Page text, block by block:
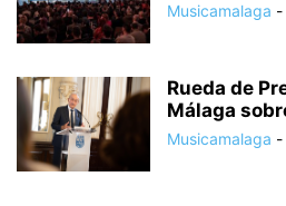
Musicamalaga -
Rueda de
Málaga
Musicamalaga -